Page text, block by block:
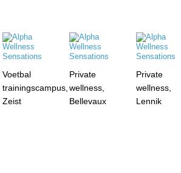
Voetbal
trainingscampus,
Zeist
Private
wellness,
Bellevaux
Private
wellness,
Lennik